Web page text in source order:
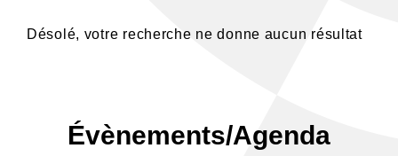
Désolé, votre recherche ne donne aucun résultat
Évènements/Agenda